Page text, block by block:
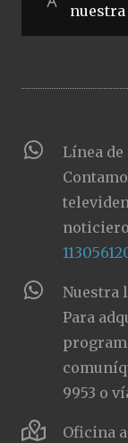
nuestra
Línea
Nuestra
Para
9953 o
Oficina